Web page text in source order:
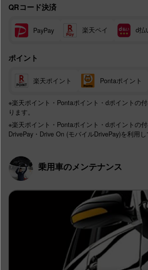
QRコード決済
PayPay 楽天ペイ d払
ポイント
楽天ポイント Pontaポイント
※楽天ポイント・Pontaポイント・dポイントの
ります。
※楽天ポイント・Pontaポイント・dポイントの
DrivePay・Drive On (モバイルDrivePay)を利用し
乗用車のメンテナンス